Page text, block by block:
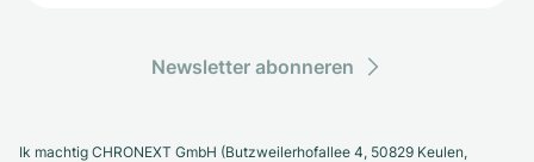
Newsletter abonneren
Ik machtig CHRONEXT GmbH (Butzweilerhofallee 4, 50829 Keulen,